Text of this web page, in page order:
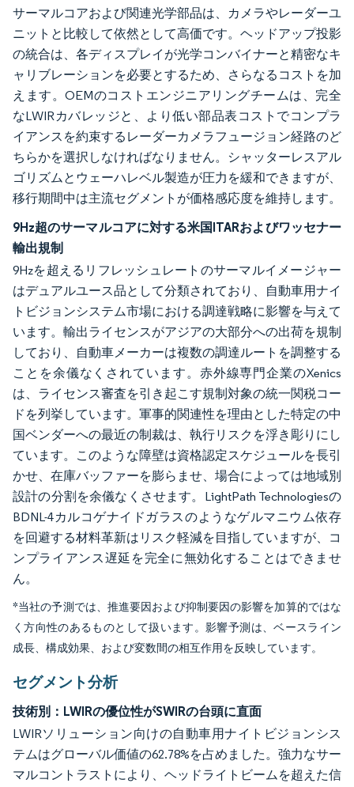
サーマルコアおよび関連光学部品は、カメラやレーダーユ
ニットと比較して依然として高価です。ヘッドアップ投影
の統合は、各ディスプレイが光学コンバイナーと精密なキ
ャリブレーションを必要とするため、さらなるコストを加
えます。OEMのコストエンジニアリングチームは、完全
なLWIRカバレッジと、より低い部品表コストでコンプラ
イアンスを約束するレーダーカメラフュージョン経路のど
ちらかを選択しなければなりません。シャッターレスアル
ゴリズムとウェーハレベル製造が圧力を緩和できますが、
移行期間中は主流セグメントが価格感応度を維持します。
9Hz超のサーマルコアに対する米国ITARおよびワッセナー
輸出規制
9Hzを超えるリフレッシュレートのサーマルイメージャー
はデュアルユース品として分類されており、自動車用ナイ
トビジョンシステム市場における調達戦略に影響を与えて
います。輸出ライセンスがアジアの大部分への出荷を規制
しており、自動車メーカーは複数の調達ルートを調整する
ことを余儀なくされています。赤外線専門企業のXenics
は、ライセンス審査を引き起こす規制対象の統一関税コー
ドを列挙しています。軍事的関連性を理由とした特定の中
国ベンダーへの最近の制裁は、執行リスクを浮き彫りにし
ています。このような障壁は資格認定スケジュールを長引
かせ、在庫バッファーを膨らませ、場合によっては地域別
設計の分割を余儀なくさせます。LightPath Technologiesの
BDNL-4カルコゲナイドガラスのようなゲルマニウム依存
を回避する材料革新はリスク軽減を目指していますが、コ
ンプライアンス遅延を完全に無効化することはできませ
ん。
*当社の予測では、推進要因および抑制要因の影響を加算的ではな
く方向性のあるものとして扱います。影響予測は、ベースライン
成長、構成効果、および変数間の相互作用を反映しています。
セグメント分析
技術別：LWIRの優位性がSWIRの台頭に直面
LWIRソリューション向けの自動車用ナイトビジョンシス
テムはグローバル価値の62.78%を占めました。強力なサー
マルコントラストにより、ヘッドライトビームを超えた信